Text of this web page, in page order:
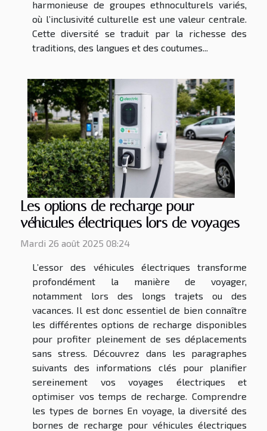
harmonieuse de groupes ethnoculturels variés,
où l’inclusivité culturelle est une valeur centrale.
Cette diversité se traduit par la richesse des
traditions, des langues et des coutumes...
Les options de recharge pour
véhicules électriques lors de voyages
Mardi 26 août 2025 08:24
L’essor des véhicules électriques transforme
profondément la manière de voyager,
notamment lors des longs trajets ou des
vacances. Il est donc essentiel de bien connaître
les différentes options de recharge disponibles
pour profiter pleinement de ses déplacements
sans stress. Découvrez dans les paragraphes
suivants des informations clés pour planifier
sereinement vos voyages électriques et
optimiser vos temps de recharge. Comprendre
les types de bornes En voyage, la diversité des
bornes de recharge pour véhicules électriques